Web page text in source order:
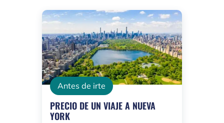
Antes de irte
PRECIO DE UN VIAJE A NUEVA
YORK